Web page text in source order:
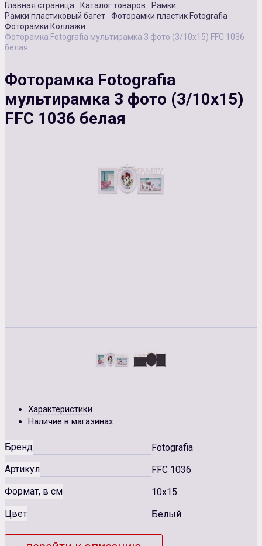
Главная страница Каталог товаров
Рамки
Рамки пластиковый багет
Фоторамки пластик Fotografia
Фоторамки Коллажи
Фоторамка Fotografia мультирамка 3 фото (3/10х15) FFC 1036
белая
Фоторамка Fotografia
мультирамка 3 фото (3/10х15)
FFC 1036 белая
Характеристики
Наличие в магазинах
Бренд
Fotografia
Артикул
FFC 1036
Формат, в см
10x15
Цвет
Белый